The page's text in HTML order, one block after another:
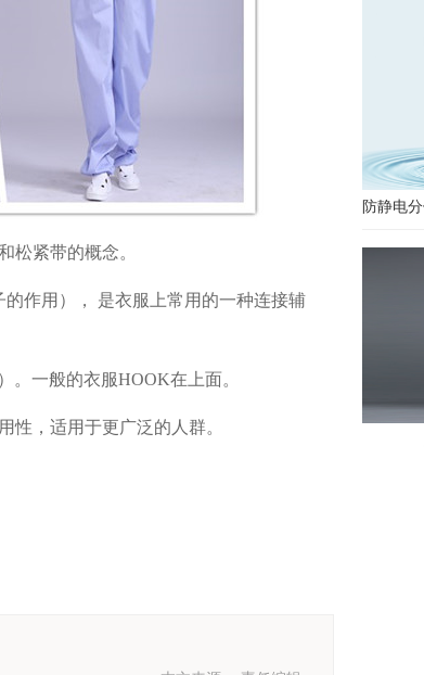
松紧带的概念。
作用）， 是衣服上常用的一种连接辅
）。一般的衣服HOOK在上面。
性，适用于更广泛的人群。